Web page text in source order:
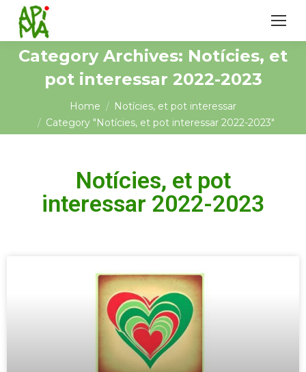
Category Archives: Notícies, et
pot interessar 2022-2023
You are here:Home
Notícies, et pot interessar
Category "Notícies, et pot interessar 2022-2023"
Notícies, et pot
interessar 2022-2023